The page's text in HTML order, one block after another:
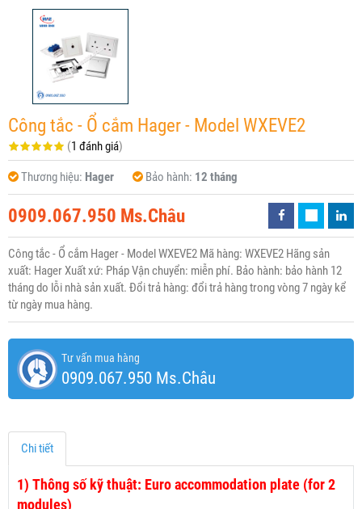
Công tắc - Ổ cắm Hager - Model WXEVE2
(1 đánh giá)
Thương hiệu: Hager Bảo hành: 12 tháng
0909.067.950 Ms.Châu
Công tắc - Ổ cắm Hager - Model WXEVE2 Mã hàng: WXEVE2 Hãng sản
xuất: Hager Xuất xứ: Pháp Vận chuyển: miễn phí. Bảo hành: bảo hành 12
tháng do lỗi nhà sản xuất. Đổi trả hàng: đổi trả hàng trong vòng 7 ngày kể
từ ngày mua hàng.
Tư vấn mua hàng
0909.067.950 Ms.Châu
Chi tiết
1) Thông số kỹ thuật: Euro accommodation plate (for 2
modules)